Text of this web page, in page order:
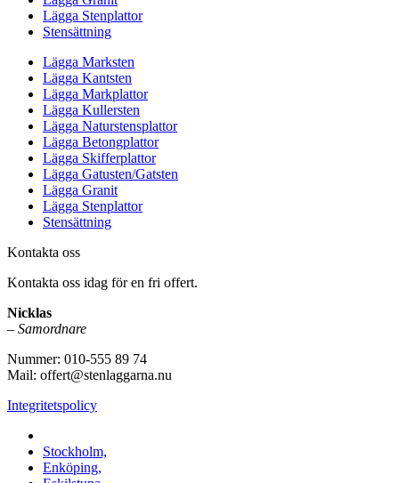
Lägga Stenplattor
Stensättning
Lägga Marksten
Lägga Kantsten
Lägga Markplattor
Lägga Kullersten
Lägga Naturstensplattor
Lägga Betongplattor
Lägga Skifferplattor
Lägga Gatusten/Gatsten
Lägga Granit
Lägga Stenplattor
Stensättning
Kontakta oss
Kontakta oss idag för en fri offert.
Nicklas
– Samordnare
Nummer: 010-555 89 74
Mail: offert@stenlaggarna.nu
Integritetspolicy
Stockholm,
Enköping,